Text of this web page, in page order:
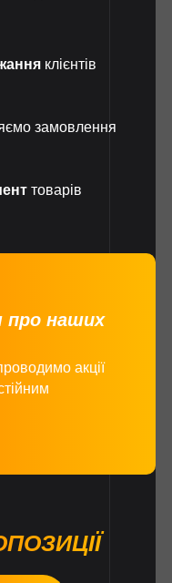
клієнтів
замовлення
товарів
про наших
акції